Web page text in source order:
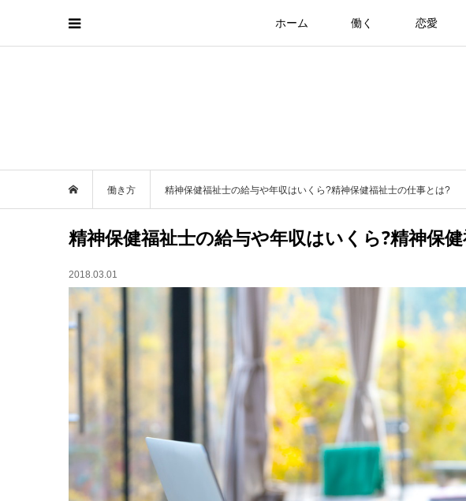
ホーム 働く 恋愛
働き方 精神保健福祉士の給与や年収はいくら?精神保健福祉士の仕事とは?
精神保健福祉士の給与や年収はいくら?精神保
2018.03.01